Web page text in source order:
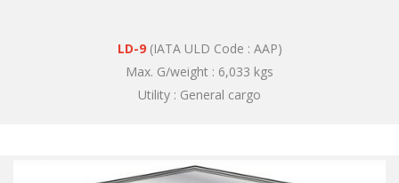
LD-9 (IATA ULD Code : AAP)
Max. G/weight : 6,033 kgs
Utility : General cargo